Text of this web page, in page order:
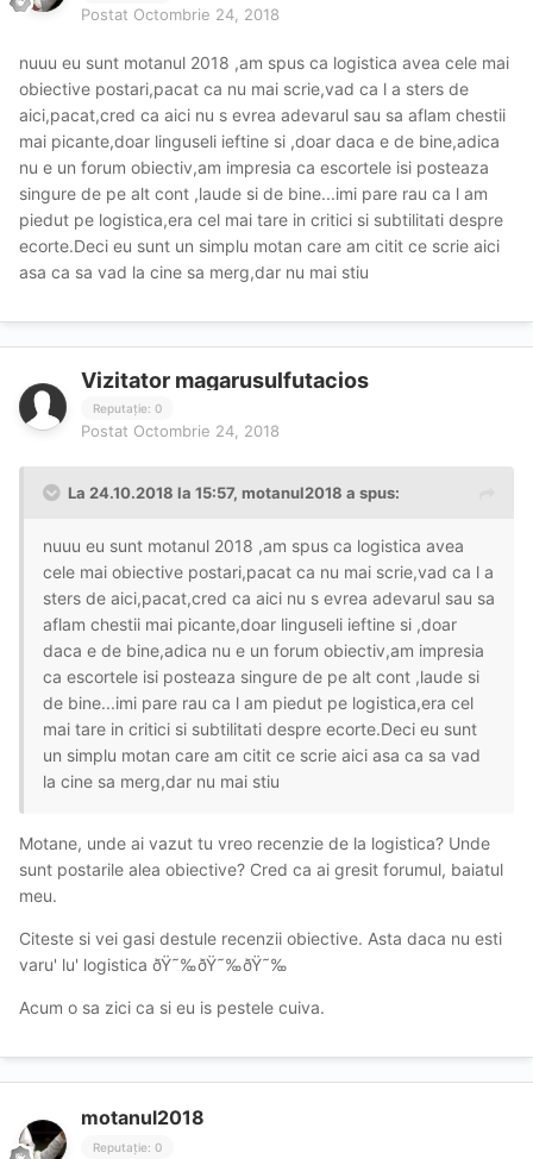
Postat Octombrie 24, 2018
nuuu eu sunt motanul 2018 ,am spus ca logistica avea cele mai
obiective postari,pacat ca nu mai scrie,vad ca l a sters de
aici,pacat,cred ca aici nu s evrea adevarul sau sa aflam chestii
mai picante,doar linguseli ieftine si ,doar daca e de bine,adica
nu e un forum obiectiv,am impresia ca escortele isi posteaza
singure de pe alt cont ,laude si de bine...imi pare rau ca l am
piedut pe logistica,era cel mai tare in critici si subtilitati despre
ecorte.Deci eu sunt un simplu motan care am citit ce scrie aici
asa ca sa vad la cine sa merg,dar nu mai stiu
Vizitator magarusulfutacios
Reputație: 0
Postat Octombrie 24, 2018
La 24.10.2018 la 15:57, motanul2018 a spus:
nuuu eu sunt motanul 2018 ,am spus ca logistica avea
cele mai obiective postari,pacat ca nu mai scrie,vad ca l a
sters de aici,pacat,cred ca aici nu s evrea adevarul sau sa
aflam chestii mai picante,doar linguseli ieftine si ,doar
daca e de bine,adica nu e un forum obiectiv,am impresia
ca escortele isi posteaza singure de pe alt cont ,laude si
de bine...imi pare rau ca l am piedut pe logistica,era cel
mai tare in critici si subtilitati despre ecorte.Deci eu sunt
un simplu motan care am citit ce scrie aici asa ca sa vad
la cine sa merg,dar nu mai stiu
Motane, unde ai vazut tu vreo recenzie de la logistica? Unde
sunt postarile alea obiective? Cred ca ai gresit forumul, baiatul
meu.
Citeste si vei gasi destule recenzii obiective. Asta daca nu esti
varu' lu' logistica ðŸ˜‰ðŸ˜‰ðŸ˜‰
Acum o sa zici ca si eu is pestele cuiva.
motanul2018
Reputație: 0